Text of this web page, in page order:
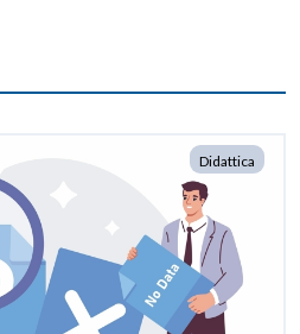
Didattica